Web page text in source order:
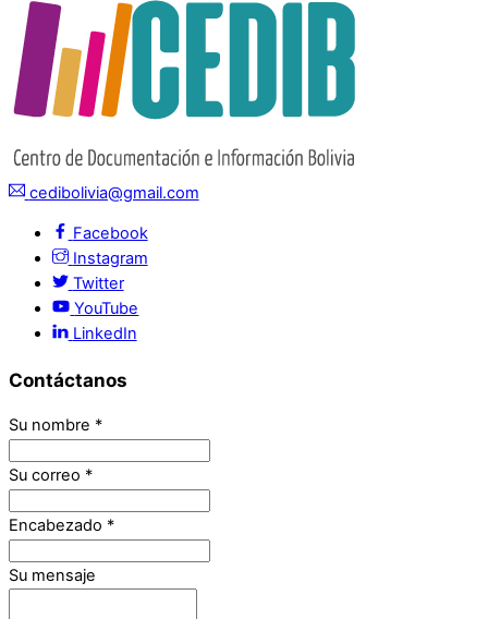
cedibolivia@gmail.com
Facebook
Instagram
Twitter
YouTube
LinkedIn
Contáctanos
Su nombre *
Su correo *
Encabezado *
Su mensaje